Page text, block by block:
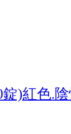
)紅色.